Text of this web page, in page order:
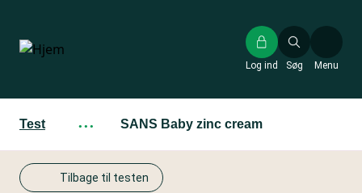
hovedindhold
Søg
Log ind Menu
Test ··· SANS Baby zinc cream
Tilbage til testen